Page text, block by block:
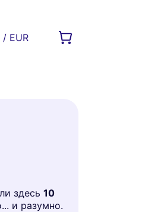
/ EUR
здесь 10
и разумно.